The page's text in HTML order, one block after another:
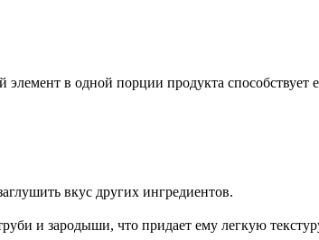
в одной порции продукта способствует
вкус других ингредиентов.
и зародыши, что придает ему легкую